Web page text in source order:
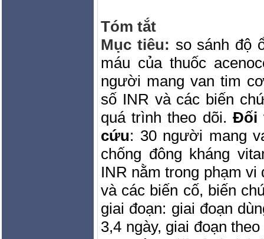
Tóm tắt
Mục tiêu: so sánh độ
máu của thuốc
người mang van tim
số INR và các biến
quá trình theo dõi. Đối
cứu: 30 người mang
chống đông kháng
INR nằm trong phạm
và các biến cố, biến
giai đoạn: giai đoạn
3,4 ngày, giai đoạn